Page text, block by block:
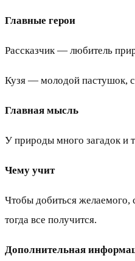
Главные герои
Рассказчик — любитель
Кузя — молодой пастушок,
Главная мысль
У природы много загадок и
Чему учит
Чтобы добиться желаемого,
тогда все получится.
Дополнительная